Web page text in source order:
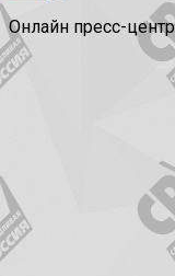
Онлайн пресс-